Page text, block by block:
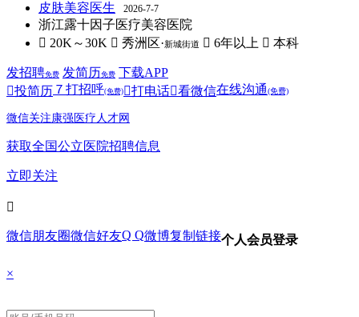
皮肤美容医生 2026-7-7
浙江露十因子医疗美容医院
 20K～30K  秀洲区·新城街道  6年以上  本科
发招聘免费 发简历免费 下载APP
投简历 ７ 打招呼(免费) 打电话看微信在线沟通(免费)
微信关注康强医疗人才网
获取全国公立医院招聘信息
立即关注

微信朋友圈微信好友Q Q微博复制链接个人会员登录
×